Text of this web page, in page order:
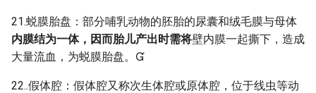
21.蜕膜胎盘：部分哺乳动物的胚胎的尿囊和绒毛膜与母体
内膜结为一体，因而胎儿产出时需将壁内膜一起撕下，造成
大量流血，为蜕膜胎盘。
22..假体腔：假体腔又称次生体腔或原体腔，位于线虫等动